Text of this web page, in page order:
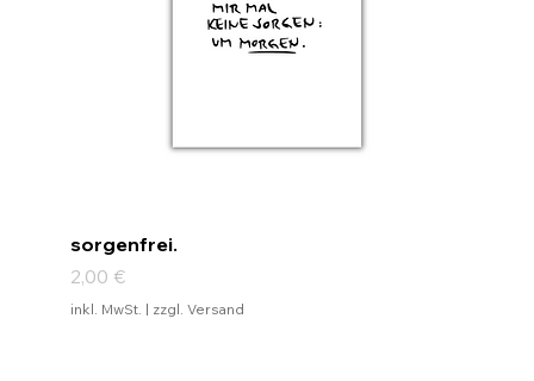
sorgenfrei.
Preis
2,00 €
inkl. MwSt. | zzgl. Versand